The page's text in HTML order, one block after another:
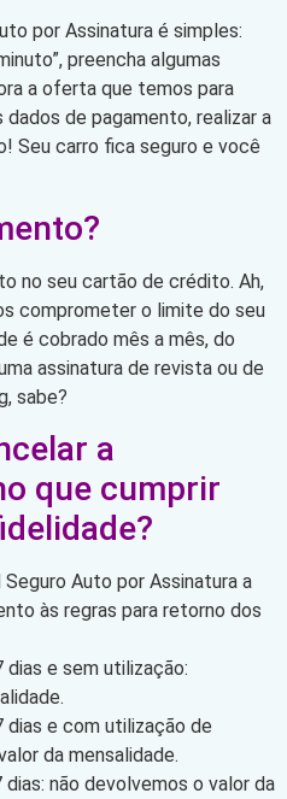
por Assinatura é simples:
preencha algumas
a oferta que temos para
de pagamento, realizar a
Seu carro fica seguro e você
no seu cartão de crédito. Ah,
comprometer o limite do seu
é cobrado mês a mês, do
assinatura de revista ou de
sabe?
a
que cumprir
Auto por Assinatura a
às regras para retorno dos
e sem utilização:
e com utilização de
da mensalidade.
não devolvemos o valor da